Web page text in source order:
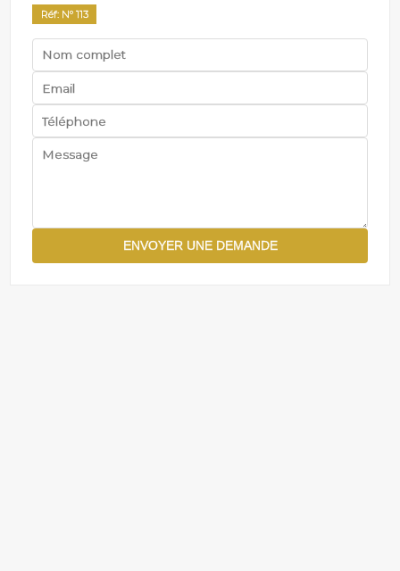
Réf: Nº 113
ENVOYER UNE DEMANDE